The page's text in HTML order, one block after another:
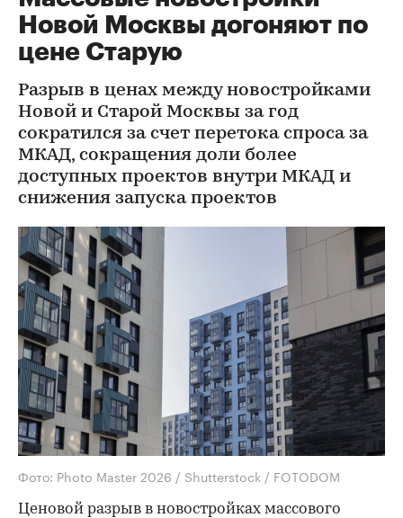
Новой Москвы догоняют по
цене Старую
Разрыв в ценах между новостройками
Новой и Старой Москвы за год
сократился за счет перетока спроса за
МКАД, сокращения доли более
доступных проектов внутри МКАД и
снижения запуска проектов
Фото: Photo Master 2026 / Shutterstock / FOTODOM
Ценовой разрыв в новостройках массового